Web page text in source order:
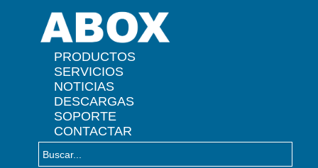
PRODUCTOS
SERVICIOS
NOTICIAS
DESCARGAS
SOPORTE
CONTACTAR